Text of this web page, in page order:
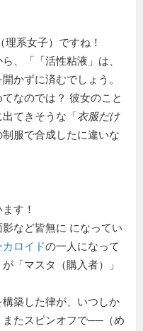
系女子）ですね！
、「
活性粘液
は、
かずに済むでしょう。
なのでは？ 彼女のこと
出てきそうな「衣服だけ
服で合成したに違いな
す！
影など皆無に になってい
カロイドの一人になって
「マスタ（購入者）」
築した律が、いつしか
またスピンオフで──（め